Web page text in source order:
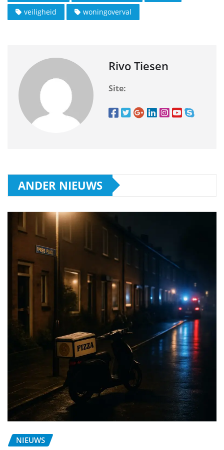
veiligheid woningoverval
Rivo Tiesen
Site:
ANDER NIEUWS
NIEUWS